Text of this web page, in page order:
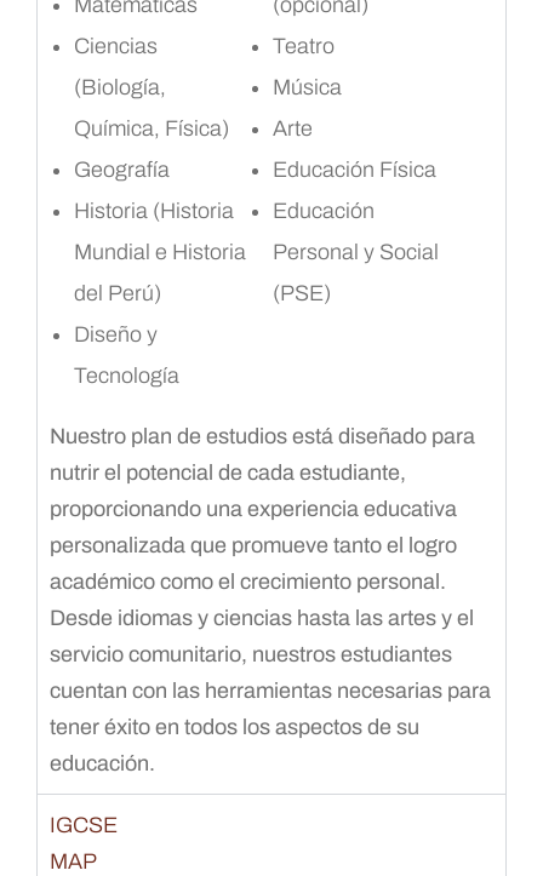
Matemáticas
Ciencias
(Biología,
Química, Física)
Geografía
Historia (Historia
Mundial e Historia
del Perú)
Diseño y
Tecnología
(opcional)
Teatro
Música
Arte
Educación Física
Educación
Personal y Social
(PSE)
Nuestro plan de estudios está diseñado para
nutrir el potencial de cada estudiante,
proporcionando una experiencia educativa
personalizada que promueve tanto el logro
académico como el crecimiento personal.
Desde idiomas y ciencias hasta las artes y el
servicio comunitario, nuestros estudiantes
cuentan con las herramientas necesarias para
tener éxito en todos los aspectos de su
educación.
IGCSE
MAP